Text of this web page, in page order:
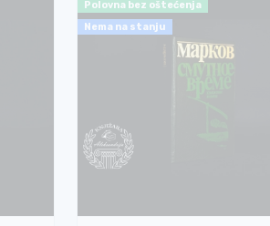
Polovna bez oštećenja
Nema na stanju